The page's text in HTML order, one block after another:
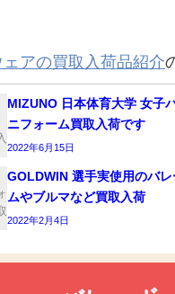
アの買取入荷品紹介
MIZUNO 日本体育大学 女子
ニフォーム買取入荷です
2022年6月15日
GOLDWIN 選手実使用のバ
ムやブルマなど買取入荷
2022年2月4日